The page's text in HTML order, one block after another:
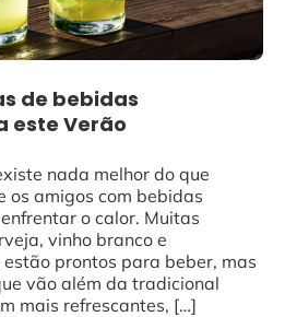
de bebidas
este Verão
nada melhor do que
os amigos com bebidas
o calor. Muitas
vinho branco e
prontos para beber, mas
vão além da tradicional
mais refrescantes, […]